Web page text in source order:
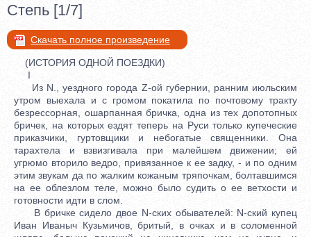
Степь [1/7]
Скачать полное произведение
(ИСТОРИЯ ОДНОЙ ПОЕЗДКИ)
I
Из N., уездного города Z-ой губернии, ранним июльским
утром выехала и с громом покатила по почтовому тракту
безрессорная, ошарпанная бричка, одна из тех допотопных
бричек, на которых ездят теперь на Руси только купеческие
приказчики, гуртовщики и небогатые священники. Она
тарахтела и взвизгивала при малейшем движении; ей
угрюмо вторило ведро, привязанное к ее задку, - и по одним
этим звукам да по жалким кожаным тряпочкам, болтавшимся
на ее облезлом теле, можно было судить о ее ветхости и
готовности идти в слом.
В бричке сидело двое N-ских обывателей: N-ский купец
Иван Иваныч Кузьмичов, бритый, в очках и в соломенной